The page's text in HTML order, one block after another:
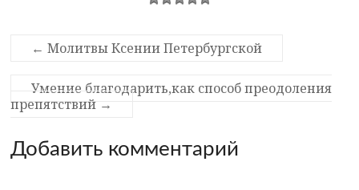
← Молитвы Ксении Петербургской
Умение благодарить,как способ преодоления
препятствий →
Добавить комментарий